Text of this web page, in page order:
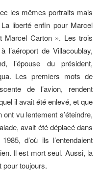
les mêmes portraits mais
liberté enfin pour Marcel
Marcel Carton ». Les trois
l’aéroport de Villacoublay,
l’épouse du président,
Les premiers mots de
de l’avion, rendent
il avait été enlevé, et que
vu lentement s’éteindre,
avait été déplacé dans
d’où ils l’entendaient
Il est mort seul. Aussi, la
pour toujours.